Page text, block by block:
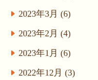
2023年3月 (6)
2023年2月 (4)
2023年1月 (6)
2022年12月 (3)